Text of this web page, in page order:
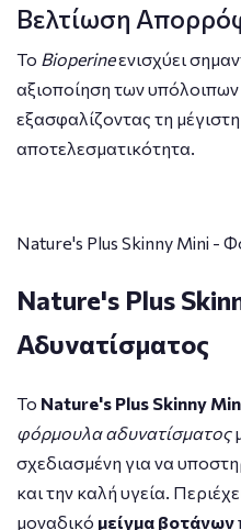
Βελτίωση
Το Bioperineενισχύει
αξιοποίηση των
εξασφαλίζοντας τη
αποτελεσματικότητα.
Nature's Plus Skinny Mini -
Nature's Plus
Αδυνατίσματος
Το Nature's Plus Skinny
φόρμουλα αδυνατίσματος
σχεδιασμένη για να
και την καλή υγεία.
μοναδικό μείγμα βοτάνων